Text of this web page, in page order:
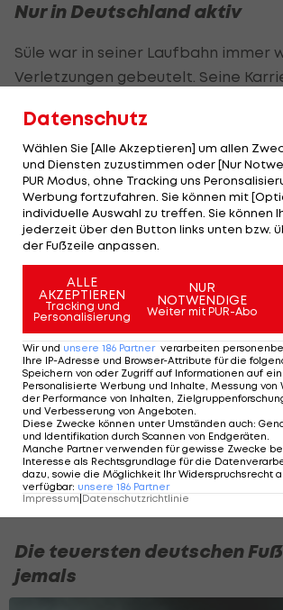
Nur in Deutschland aktiv
Süle war in seiner Laufbahn immer
Verletzungen gebeutelt. Seine
2017 für 20 Millionen Euro zum
wechselte. Für den deutschen
absolvierte Süle 171 Spiele.
Im Sommer 2022 zog es ihn
"Schwarz-Gelb". Für den Klub der
LegionäreMarcel Sabitzerund
Chukwuemeka machte der
insgesamt 110 Partien. Für dasDFB-
Mal auf.
Jetzt geht es für Süle im Amateur-
"Nach 13 Jahren Profifußball ist es
absolutes Geschenk, mit meinen
dem Platz stehen zu dürfen und die
diesem wundervollen Sport noch
Zügen genießen zu können."
Die teuersten deutschen
jemals
Datenschutz
Wählen Sie [Alle Akzeptieren] um allen
und Diensten zuzustimmen oder [Nur
PUR Modus, ohne Tracking uns
Werbung fortzufahren. Sie können mit
individuelle Auswahl zu treffen. Sie können
jederzeit über den Button links unten bzw.
der Fußzeile anpassen.
ALLE
AKZEPTIEREN
Tracking und
Personalisierung
NUR
NOTWENDIGE
Weiter mit PUR-Abo
Wir und unsere 186 Partner verarbeiten
Ihre IP-Adresse und Browser-Attribute für die
Speichern von oder Zugriff auf Informationen auf
Personalisierte Werbung und Inhalte, Messung von
der Performance von Inhalten,
und Verbesserung von Angeboten
Diese Zwecke können unter Umständen auch:
und Identifikation durch Scannen von Endgeräten
Manche Partner verwenden für gewisse Zwecke
Interesse als Rechtsgrundlage für die
dazu, sowie die Möglichkeit Ihr Widerspruchsrecht
verfügbar: unsere 186 Partner
Impressum|Datenschutzrichtlinie